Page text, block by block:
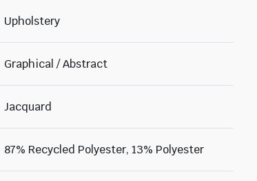
Upholstery
Graphical / Abstract
Jacquard
87% Recycled Polyester, 13% Polyester